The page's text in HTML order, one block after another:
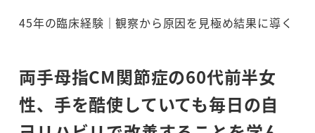
45年の臨床経験｜観察から原因を見極め結果に導く
両手母指CM関節症の60代前半女
性、手を酷使していても毎日の自